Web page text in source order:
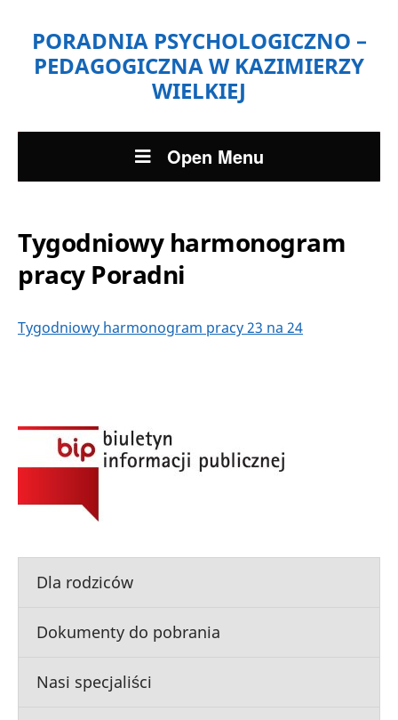
PORADNIA PSYCHOLOGICZNO –
PEDAGOGICZNA W KAZIMIERZY
WIELKIEJ
Open Menu
Dla rodziców
Dokumenty do pobrania
Nasi specjaliści
Tygodniowy harmonogram
pracy Poradni
Tygodniowy harmonogram pracy 23 na 24